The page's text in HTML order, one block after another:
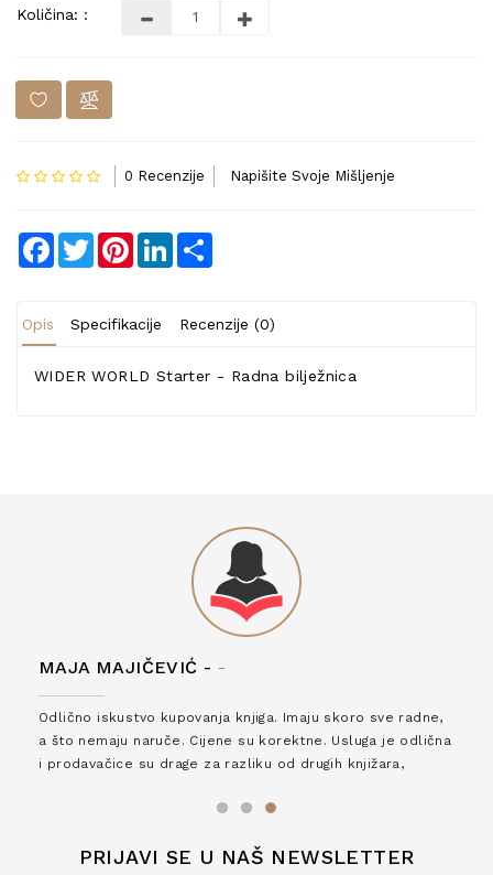
Količina: :
0 Recenzije Napišite Svoje Mišljenje
Facebook
TwitterPinterestLinkedIn
Opis Specifikacije Recenzije (0)
WIDER WORLD Starter - Radna bilježnica
MAJA MAJIČEVIĆ - -
Odlično iskustvo kupovanja knjiga. Imaju skoro sve radne,
a što nemaju naruče. Cijene su korektne. Usluga je odlična
i prodavačice su drage za razliku od drugih knjižara,
PRIJAVI SE U NAŠ NEWSLETTER